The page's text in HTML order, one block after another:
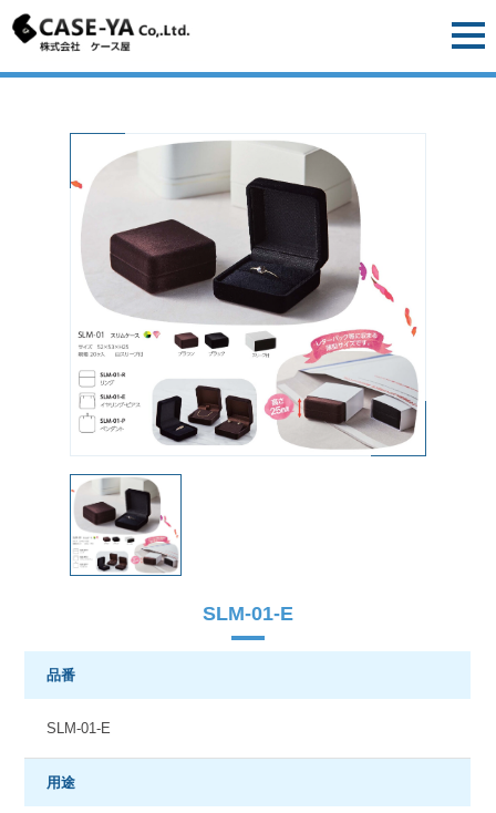
SLM-01-E
品番
SLM-01-E
用途